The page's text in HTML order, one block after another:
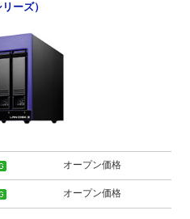
ーズ）
オープン価格
オープン価格